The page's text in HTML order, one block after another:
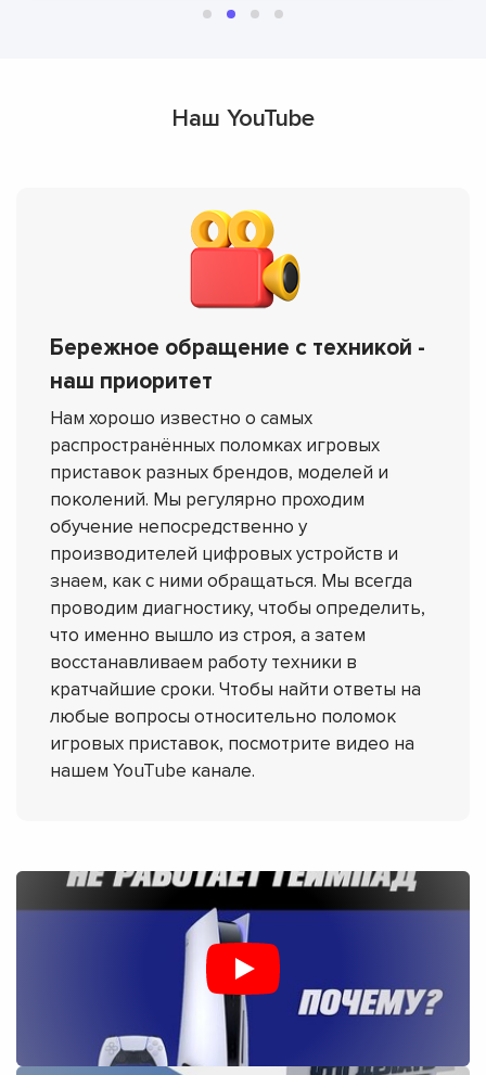
Наш YouTube
Бережное обращение с техникой -
наш приоритет
Нам хорошо известно о самых
распространённых поломках игровых
приставок разных брендов, моделей и
поколений. Мы регулярно проходим
обучение непосредственно у
производителей цифровых устройств и
знаем, как с ними обращаться. Мы всегда
проводим диагностику, чтобы определить,
что именно вышло из строя, а затем
восстанавливаем работу техники в
кратчайшие сроки. Чтобы найти ответы на
любые вопросы относительно поломок
игровых приставок, посмотрите видео на
нашем YouTube канале.